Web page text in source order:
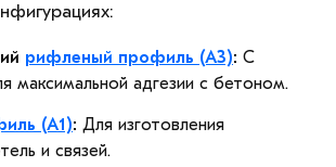
рифленый профиль (А3): С
максимальной адгезии с бетоном.
(А1): Для изготовления
и связей.